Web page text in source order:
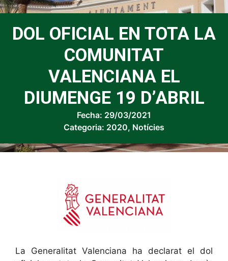
DOL OFICIAL EN TOTA LA
COMUNITAT
VALENCIANA EL
DIUMENGE 19 D’ABRIL
Fecha: 29/03/2021
Categoria: 2020, Notícies
La Generalitat Valenciana ha declarat el dol